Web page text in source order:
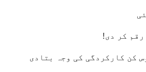
کر دی!
کن کارکردگی کی وجہ بتادی